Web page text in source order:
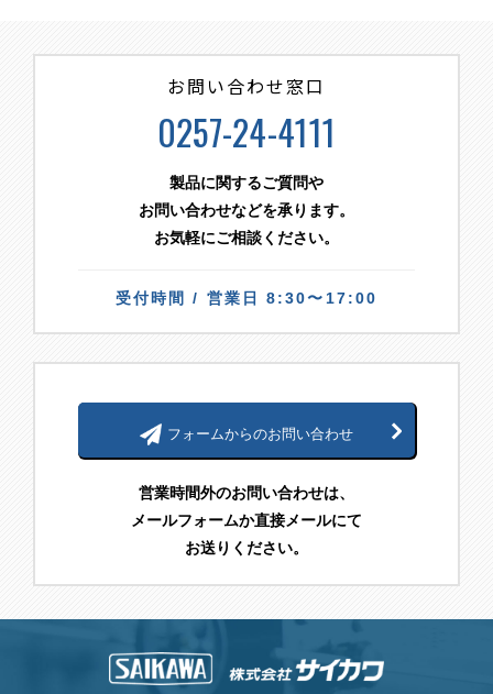
お問い合わせ窓口
0257-24-4111
製品に関するご質問や
お問い合わせなどを承ります。
お気軽にご相談ください。
受付時間 / 営業日 8:30〜17:00
フォームからのお問い合わせ
営業時間外のお問い合わせは、
メールフォームか直接メールにて
お送りください。